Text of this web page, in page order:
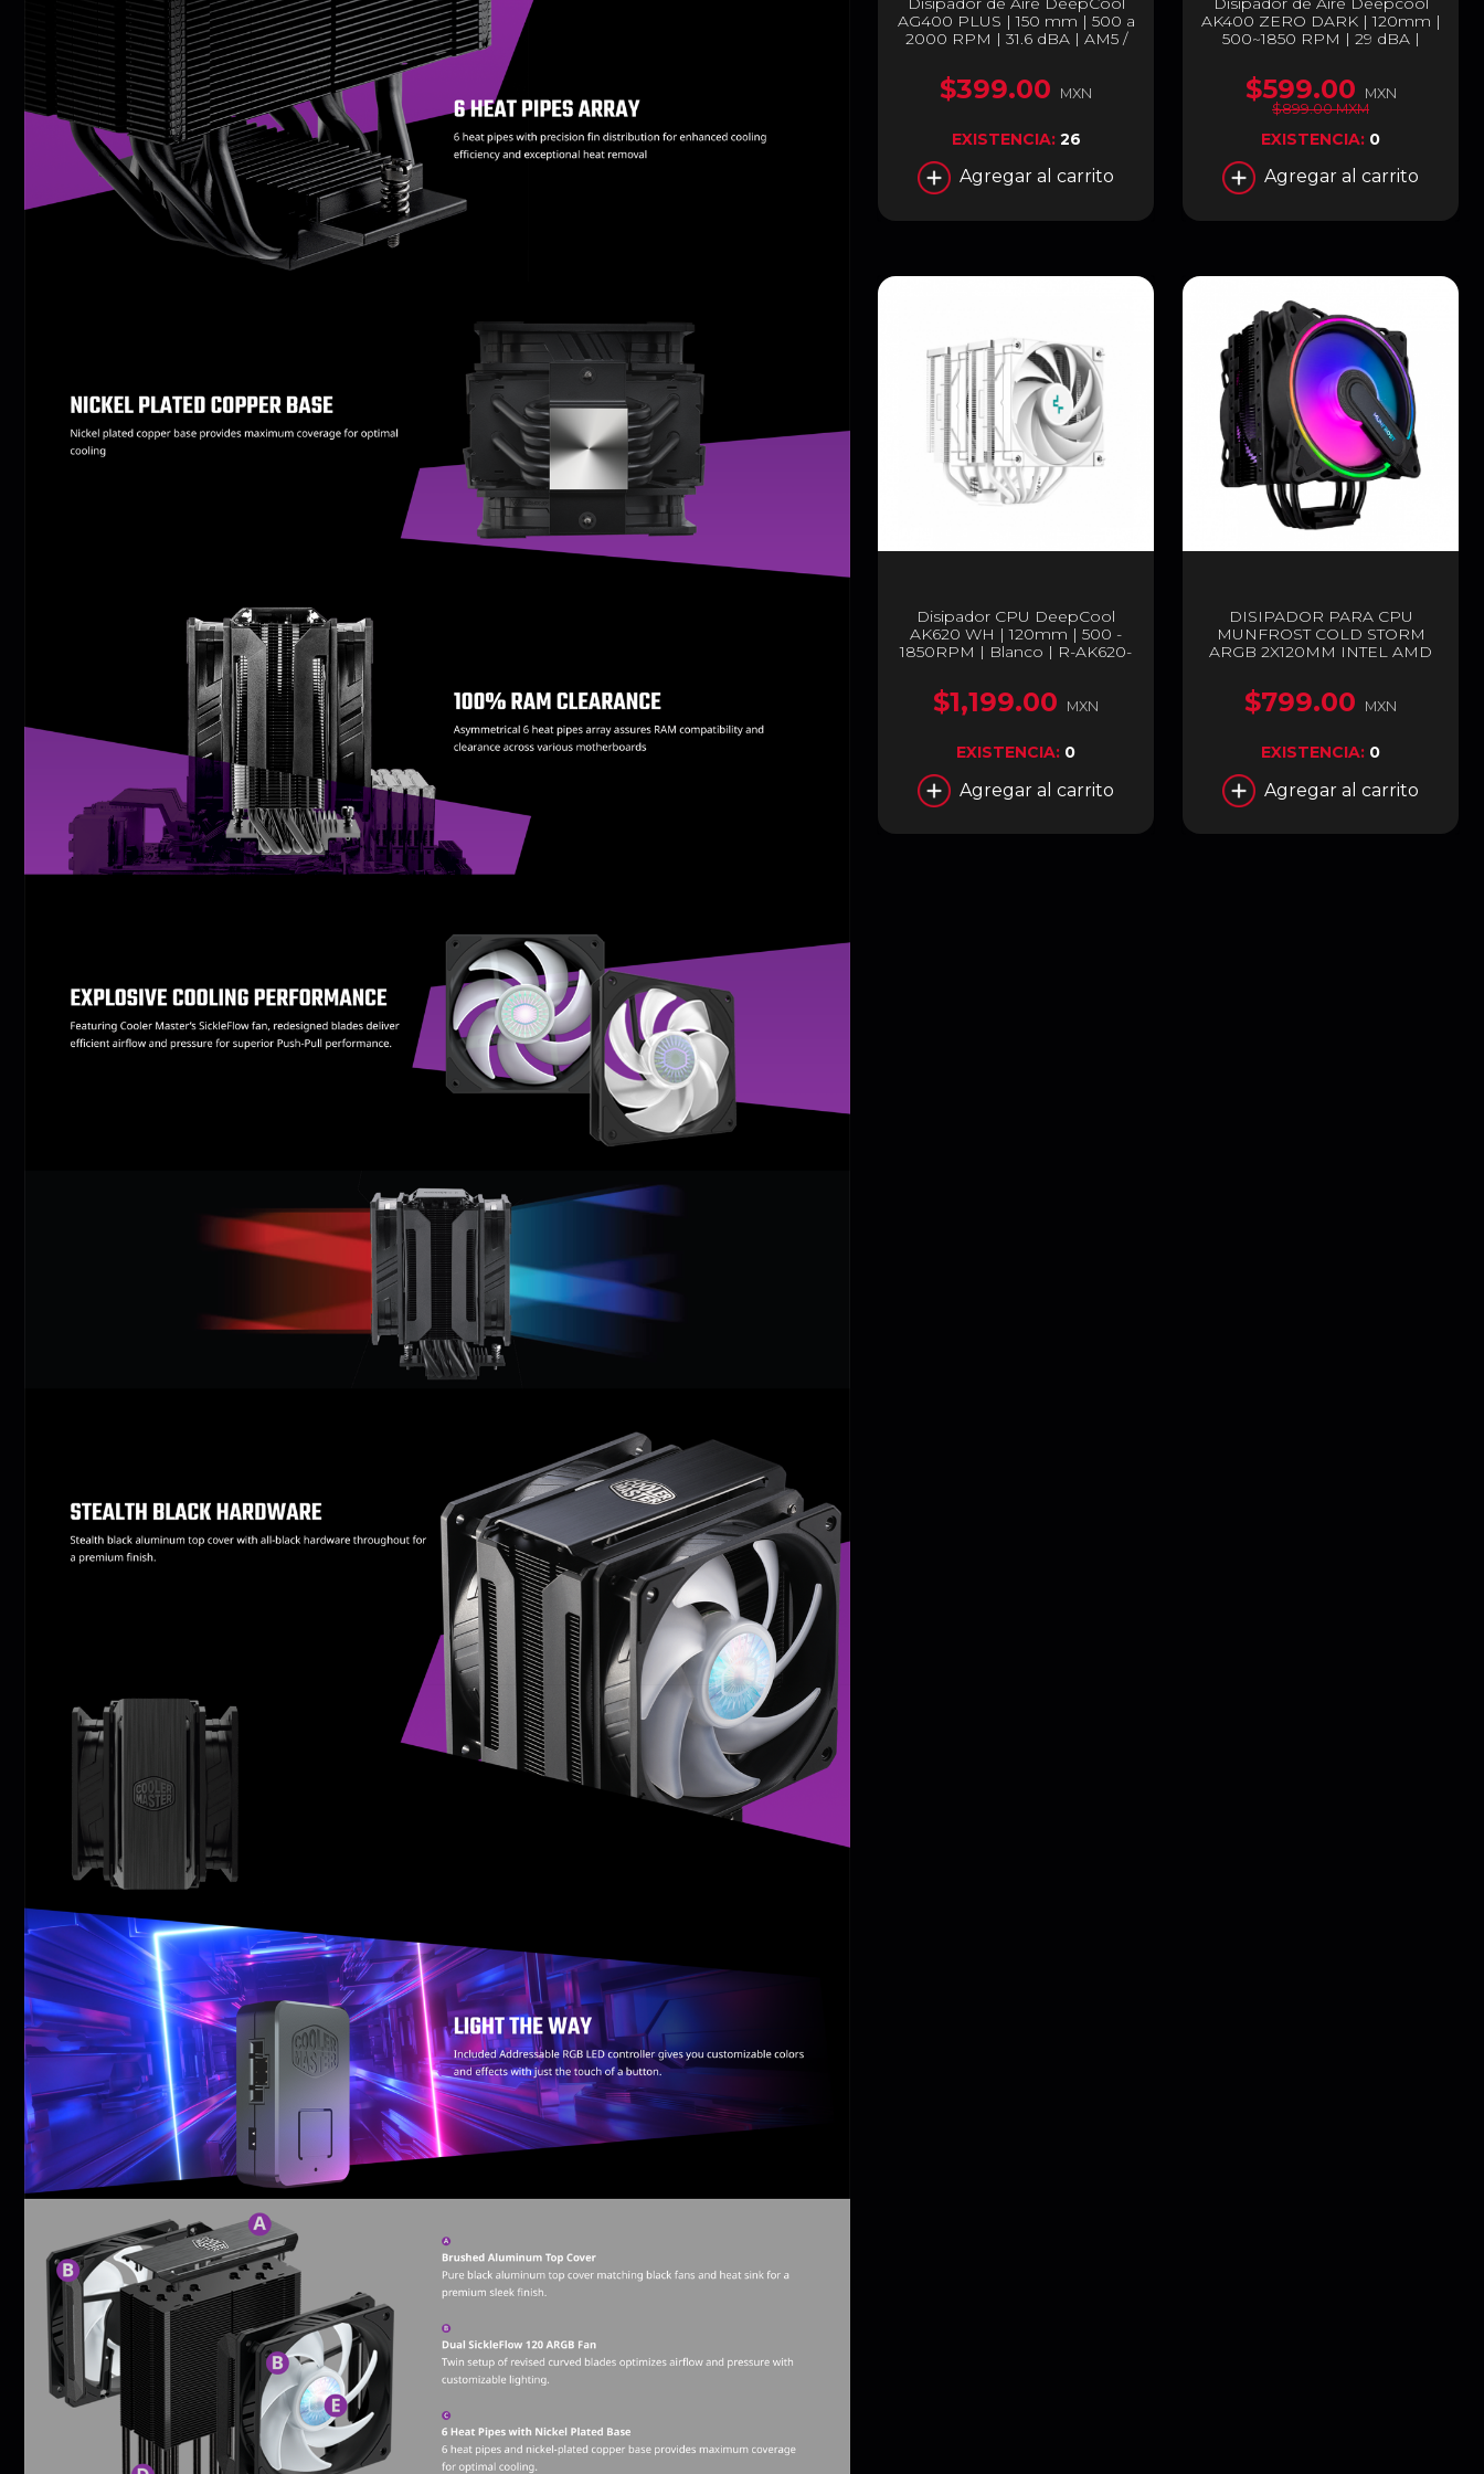
AG400 PLUS | 150 mm | 500 a
2000 RPM | 31.6 dBA | AM5 /
1151 / 1150 / 1155 | Negro | R-
AG400-BKNNMD-G
$399.00 MXN
EXISTENCIA: 26
Agregar al carrito
AK400 ZERO DARK | 120mm |
500~1850 RPM | 29 dBA |
AK400-BKNNMN-G-2
$599.00
MXN
$899.00 MXM
EXISTENCIA: 0
Agregar al carrito
Disipador CPU DeepCool
AK620 WH | 120mm | 500 -
1850RPM | Blanco | R-AK620-
$1,199.00 MXN
EXISTENCIA: 0
Agregar al carrito
DISIPADOR PARA CPU
MUNFROST COLD STORM
ARGB 2X120MM INTEL AMD
$799.00 MXN
EXISTENCIA: 0
Agregar al carrito